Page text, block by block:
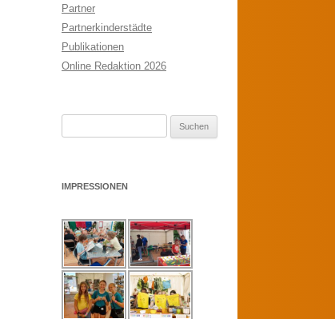
Partner
Partnerkinderstädte
Publikationen
Online Redaktion 2026
IMPRESSIONEN